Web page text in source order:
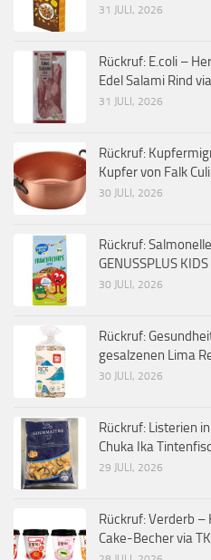
31 JULI, 2026
Rückruf: E.coli –
Edel Salami Rind
31 JULI, 2026
Rückruf:
Kupfer von Falk
30 JULI, 2026
Rückruf:
GENUSSPLUS
30 JULI, 2026
Rückruf:
gesalzenen Lima
30 JULI, 2026
Rückruf: Listerien
Chuka Ika
29 JULI, 2026
Rückruf: Verderb –
Cake-Becher via